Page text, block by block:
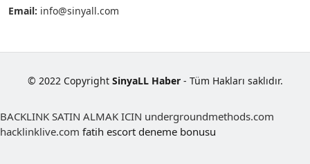
Email: info@sinyall.com
© 2022 Copyright SinyaLL Haber- Tüm Hakları saklıdır.
BACKLINK SATIN ALMAK ICIN undergroundmethods.com
hacklinklive.com fatih escort deneme bonusu